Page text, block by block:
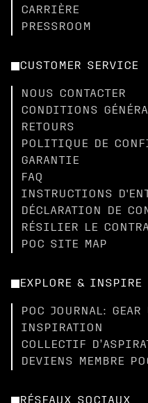
CARRIÈRE
PRESSROOM
CUSTOMER SERVICE
NOUS CONTACTER
CONDITIONS
RETOURS
POLITIQUE DE
GARANTIE
FAQ
INSTRUCTIONS
DÉCLARATION DE
RÉSILIER LE
POC SITE MAP
EXPLORE & INSPIRE
POC JOURNAL:
INSPIRATION
COLLECTIF
DEVIENS MEMBRE